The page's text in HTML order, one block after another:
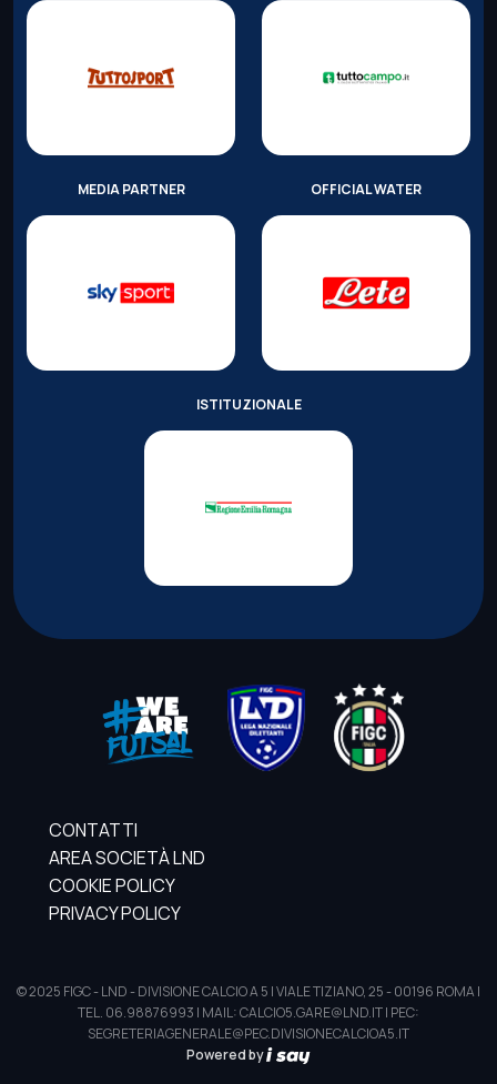
MEDIA PARTNER OFFICIAL WATER
ISTITUZIONALE
CONTATTI
AREA SOCIETÀ LND
COOKIE POLICY
PRIVACY POLICY
© 2025 FIGC - LND - DIVISIONE CALCIO A 5 | VIALE TIZIANO, 25 - 00196 ROMA |
TEL. 06.98876993 | MAIL: CALCIO5.GARE@LND.IT | PEC:
SEGRETERIAGENERALE@PEC.DIVISIONECALCIOA5.IT
Powered by